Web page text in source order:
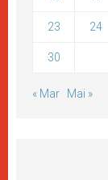
23 24
30
« Mar Mai »